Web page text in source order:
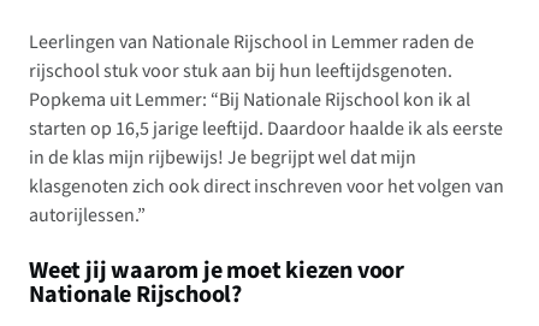
Leerlingen van Nationale Rijschool in Lemmer raden de
rijschool stuk voor stuk aan bij hun leeftijdsgenoten.
Popkema uit Lemmer: “Bij Nationale Rijschool kon ik al
starten op 16,5 jarige leeftijd. Daardoor haalde ik als eerste
in de klas mijn rijbewijs! Je begrijpt wel dat mijn
klasgenoten zich ook direct inschreven voor het volgen van
autorijlessen.”
Weet jij waarom je moet kiezen voor
Nationale Rijschool?